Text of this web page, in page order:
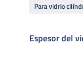
Para vidrio
Espesor del